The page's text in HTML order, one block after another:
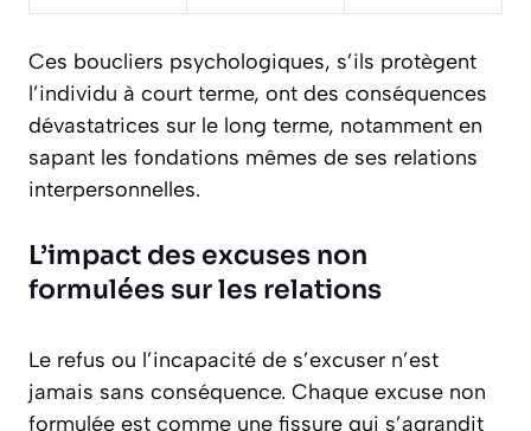
Ces boucliers psychologiques, s’ils protègent
l’individu à court terme, ont des conséquences
dévastatrices sur le long terme, notamment en
sapant les fondations mêmes de ses relations
interpersonnelles.
L’impact des excuses non
formulées sur les relations
Le refus ou l’incapacité de s’excuser n’est
jamais sans conséquence. Chaque excuse non
formulée est comme une fissure qui s’agrandit